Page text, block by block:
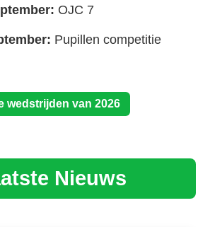
OJC 7
Pupillen competitie
wedstrijden van 2026
Nieuws